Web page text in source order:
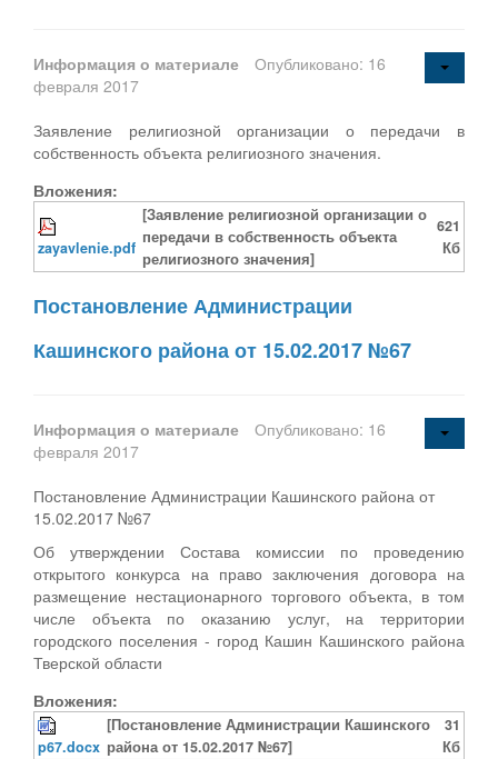
Информация о материале
Опубликовано: 16
февраля 2017
Заявление религиозной организации о передачи в
собственность объекта религиозного значения.
Вложения:
zayavlenie.pdf
[Заявление религиозной организации о
передачи в собственность объекта
религиозного значения]
621
Кб
Постановление Администрации
Кашинского района от 15.02.2017 №67
Информация о материале
Опубликовано: 16
февраля 2017
Постановление Администрации Кашинского района от
15.02.2017 №67
Об утверждении Состава комиссии по проведению
открытого конкурса на право заключения договора на
размещение нестационарного торгового объекта, в том
числе объекта по оказанию услуг, на территории
городского поселения - город Кашин Кашинского района
Тверской области
Вложения:
p67.docx
[Постановление Администрации Кашинского
района от 15.02.2017 №67]
31
Кб